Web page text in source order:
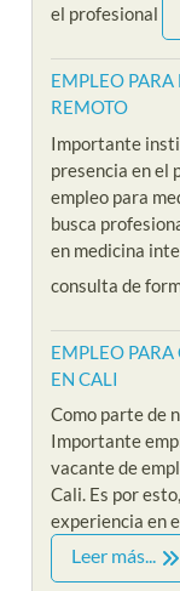
el profesional
EMPLEO
REMOTO
Importante
presencia en el
empleo para
busca
en medicina
consulta de
EMPLEO
EN CALI
Como parte de
Importante
vacante de
Cali. Es por
experiencia en
Leer más...